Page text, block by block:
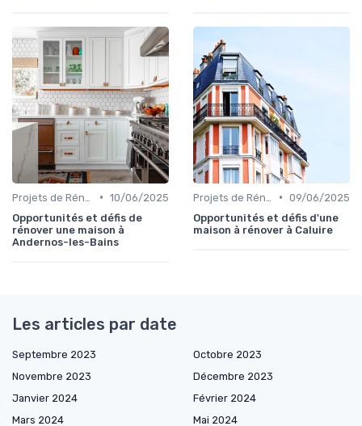
• 10/06/2025
Opportunités et défis de
rénover une maison à
Andernos-les-Bains
• 09/06/2025
Opportunités et défis d'une
maison à rénover à Caluire
Les articles par date
Septembre 2023
Octobre 2023
Novembre 2023
Décembre 2023
Janvier 2024
Février 2024
Mars 2024
Mai 2024